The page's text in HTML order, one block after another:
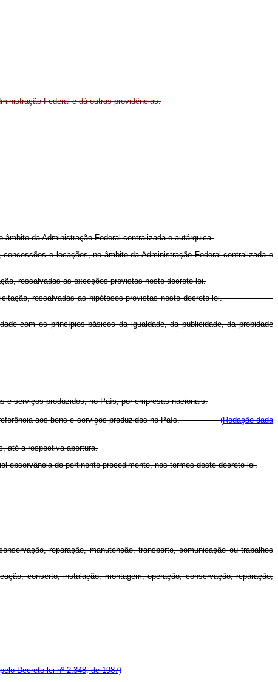
Federal e dá outras providências.
da Administração Federal centralizada e autárquica.
e locações, no âmbito da Administração Federal centralizada e
ressalvadas as exceções previstas neste decreto-lei.
ressalvadas as hipóteses previstas neste decreto-lei.
com os princípios básicos da igualdade, da publicidade, da probidade
serviços produzidos, no País, por empresas nacionais.
aos bens e serviços produzidos no País.
(Redação dada
até a respectiva abertura.
observância do pertinente procedimento, nos termos deste decreto-lei.
reparação, manutenção, transporte, comunicação ou trabalhos
conserto, instalação, montagem, operação, conservação, reparação,
Decreto-lei nº 2.348, de 1987)